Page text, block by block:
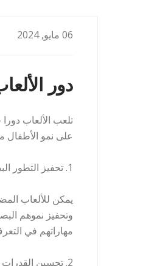
06 مايو, 2024
دور
تلعب الألعاب دورا
على نمو الأطفال
1. تحفيز التطور البصري
يمكن للألعاب
وتحفيز نموهم
مهاراتهم في
2. تحسين القدرات المعرفية